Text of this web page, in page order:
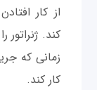
از کار
کند.
زمانی که
کار کند.